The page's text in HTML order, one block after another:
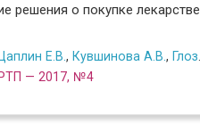
решения о покупке
Е.В. , Кувшинова А.В. , Глозштейн Е.В.
— 2017, №4